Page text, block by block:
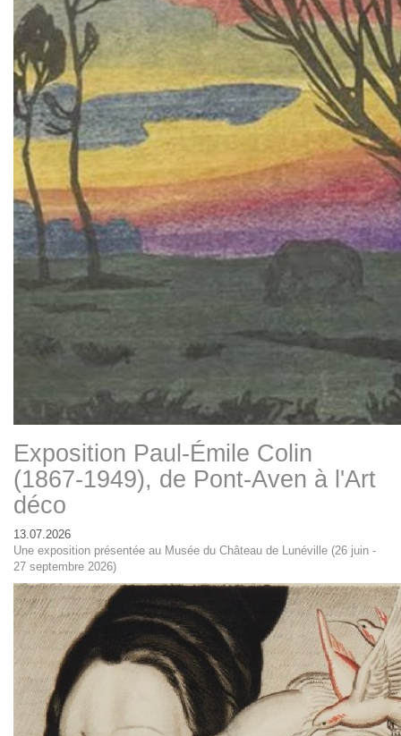
Exposition Paul-Émile Colin
(1867-1949), de Pont-Aven à l'Art
déco
13.07.2026
Une exposition présentée au Musée du Château de Lunéville (26 juin -
27 septembre 2026)